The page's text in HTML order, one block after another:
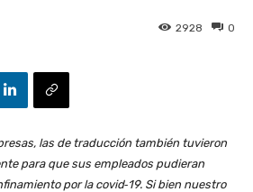
0
2928
las de traducción también tuvieron
para que sus empleados pudieran
por la covid‑19. Si bien nuestro